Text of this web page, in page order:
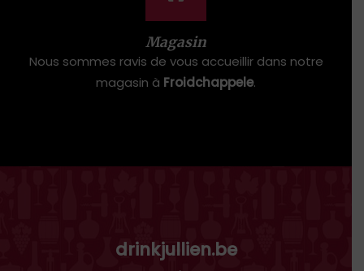
Magasin
Nous sommes ravis de vous accueillir dans notre
magasin à Froidchappele.
drinkjullien.be